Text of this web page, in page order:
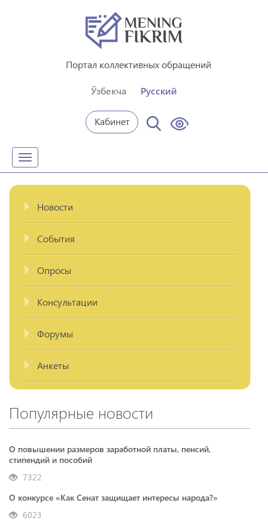
Портал коллективных обращений
Ўзбекча Русский
Кабинет
Toggle
navigation
Новости
События
Опросы
Консультации
Форумы
Анкеты
Популярные новости
О повышении размеров заработной платы, пенсий,
стипендий и пособий
7322
О конкурсе «Как Сенат защищает интересы народа?»
6023